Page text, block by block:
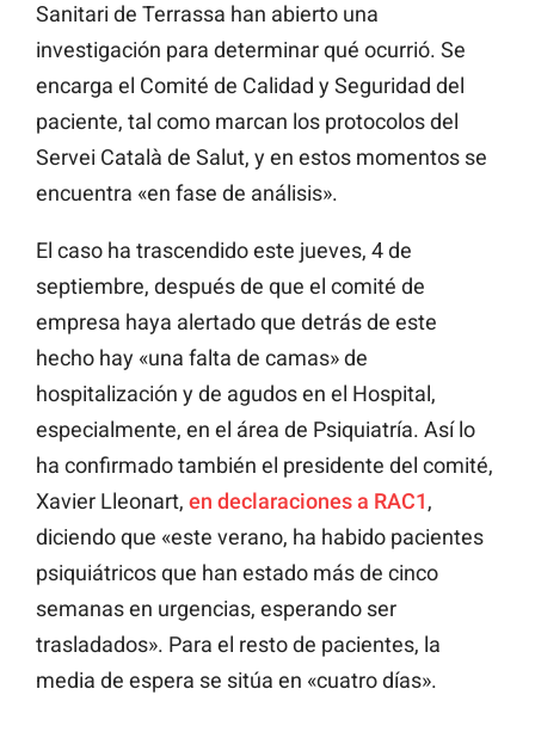
Sanitari de Terrassa han abierto una
investigación para determinar qué ocurrió. Se
encarga el Comité de Calidad y Seguridad del
paciente, tal como marcan los protocolos del
Servei Català de Salut, y en estos momentos se
encuentra «en fase de análisis».
El caso ha trascendido este jueves, 4 de
septiembre, después de que el comité de
empresa haya alertado que detrás de este
hecho hay «una falta de camas» de
hospitalización y de agudos en el Hospital,
especialmente, en el área de Psiquiatría. Así lo
ha confirmado también el presidente del comité,
Xavier Lleonart, en declaraciones a RAC1,
diciendo que «este verano, ha habido pacientes
psiquiátricos que han estado más de cinco
semanas en urgencias, esperando ser
trasladados». Para el resto de pacientes, la
media de espera se sitúa en «cuatro días».